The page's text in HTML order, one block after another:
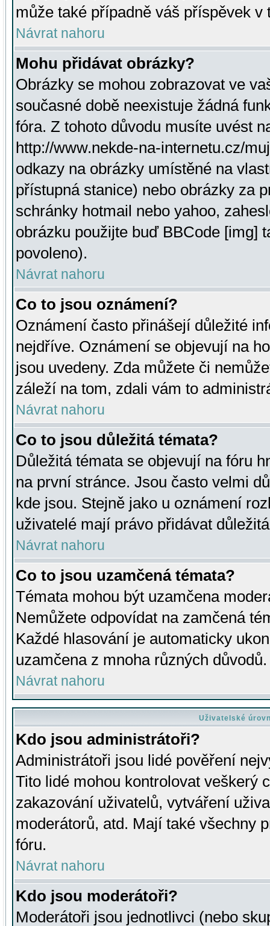
může také případně váš příspěvek v
Návrat nahoru
Mohu přidávat obrázky?
Obrázky se mohou zobrazovat ve
současné době neexistuje žádná
fóra. Z tohoto důvodu musíte uvést
http://www.nekde-na-internetu.cz/
odkazy na obrázky umístěné na
přístupná stanice) nebo obrázky za
schránky hotmail nebo yahoo,
obrázku použijte buď BBCode [img]
povoleno).
Návrat nahoru
Co to jsou oznámení?
Oznámení často přinášejí důležité
nejdříve. Oznámení se objevují na
jsou uvedeny. Zda můžete či
záleží na tom, zdali vám to
Návrat nahoru
Co to jsou důležitá témata?
Důležitá témata se objevují na fóru
na první stránce. Jsou často velmi
kde jsou. Stejně jako u oznámení
uživatelé mají právo přidávat
Návrat nahoru
Co to jsou uzamčená témata?
Témata mohou být uzamčena
Nemůžete odpovídat na zamčená
Každé hlasování je automaticky
uzamčena z mnoha různých důvodů.
Návrat nahoru
Uživatelské
Kdo jsou administrátoři?
Administrátoři jsou lidé pověření
Tito lidé mohou kontrolovat veškerý
zakazování uživatelů, vytváření
moderátorů, atd. Mají také všechny
fóru.
Návrat nahoru
Kdo jsou moderátoři?
Moderátoři jsou jednotlivci (nebo